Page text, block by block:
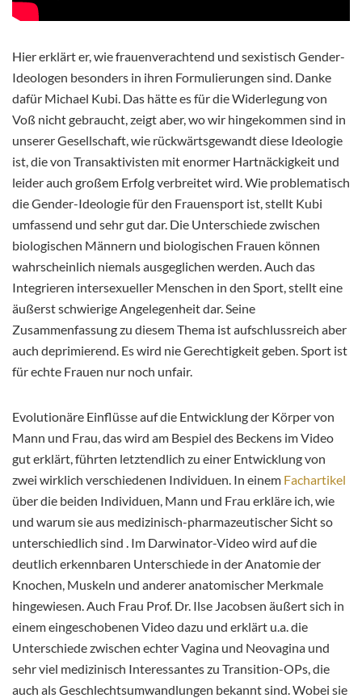
Hier erklärt er, wie frauenverachtend und sexistisch Gender-
Ideologen besonders in ihren Formulierungen sind. Danke
dafür Michael Kubi. Das hätte es für die Widerlegung von
Voß nicht gebraucht, zeigt aber, wo wir hingekommen sind in
unserer Gesellschaft, wie rückwärtsgewandt diese Ideologie
ist, die von Transaktivisten mit enormer Hartnäckigkeit und
leider auch großem Erfolg verbreitet wird. Wie problematisch
die Gender-Ideologie für den Frauensport ist, stellt Kubi
umfassend und sehr gut dar. Die Unterschiede zwischen
biologischen Männern und biologischen Frauen können
wahrscheinlich niemals ausgeglichen werden. Auch das
Integrieren intersexueller Menschen in den Sport, stellt eine
äußerst schwierige Angelegenheit dar. Seine
Zusammenfassung zu diesem Thema ist aufschlussreich aber
auch deprimierend. Es wird nie Gerechtigkeit geben. Sport ist
für echte Frauen nur noch unfair.
Evolutionäre Einflüsse auf die Entwicklung der Körper von
Mann und Frau, das wird am Bespiel des Beckens im Video
gut erklärt, führten letztendlich zu einer Entwicklung von
zwei wirklich verschiedenen Individuen. In einem Fachartikel
über die beiden Individuen, Mann und Frau erkläre ich, wie
und warum sie aus medizinisch-pharmazeutischer Sicht so
unterschiedlich sind . Im Darwinator-Video wird auf die
deutlich erkennbaren Unterschiede in der Anatomie der
Knochen, Muskeln und anderer anatomischer Merkmale
hingewiesen. Auch Frau Prof. Dr. Ilse Jacobsen äußert sich in
einem eingeschobenen Video dazu und erklärt u.a. die
Unterschiede zwischen echter Vagina und Neovagina und
sehr viel medizinisch Interessantes zu Transition-OPs, die
auch als Geschlechtsumwandlungen bekannt sind. Wobei sie